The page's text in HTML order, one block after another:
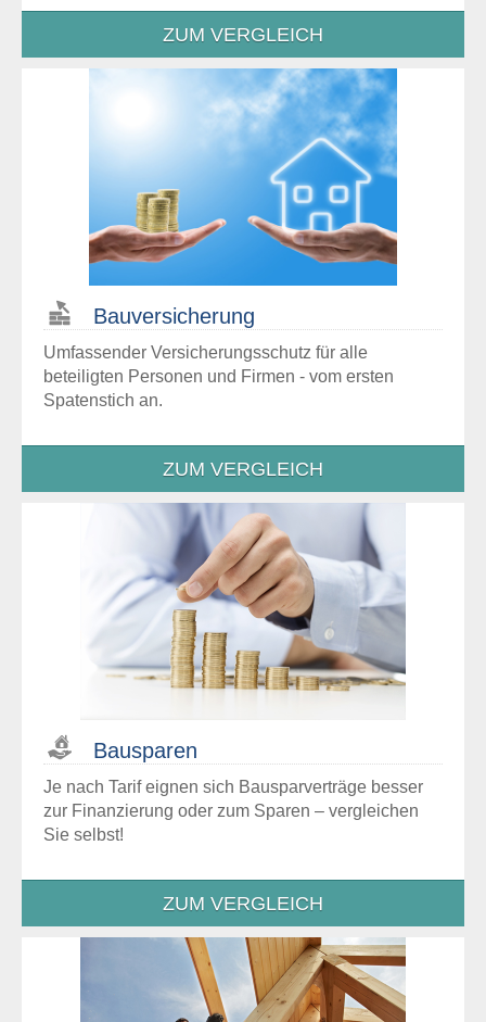
ZUM VERGLEICH
Bau­versicherung
Umfassender Versicherungsschutz für alle
beteiligten Personen und Firmen - vom ersten
Spatenstich an.
ZUM VERGLEICH
Bausparen
Je nach Tarif eignen sich Bausparverträge besser
zur Finanzierung oder zum Sparen – vergleichen
Sie selbst!
ZUM VERGLEICH